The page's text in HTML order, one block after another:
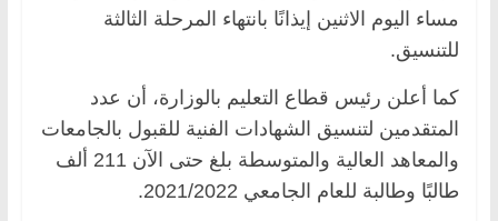
مساء اليوم الاثنين إيذانًا بانتهاء المرحلة الثالثة
للتنسيق.
كما أعلن رئيس قطاع التعليم بالوزارة، أن عدد
المتقدمين لتنسيق الشهادات الفنية للقبول بالجامعات
والمعاهد العالية والمتوسطة بلغ حتى الآن 211 ألف
طالبًا وطالبة للعام الجامعي 2021/2022.